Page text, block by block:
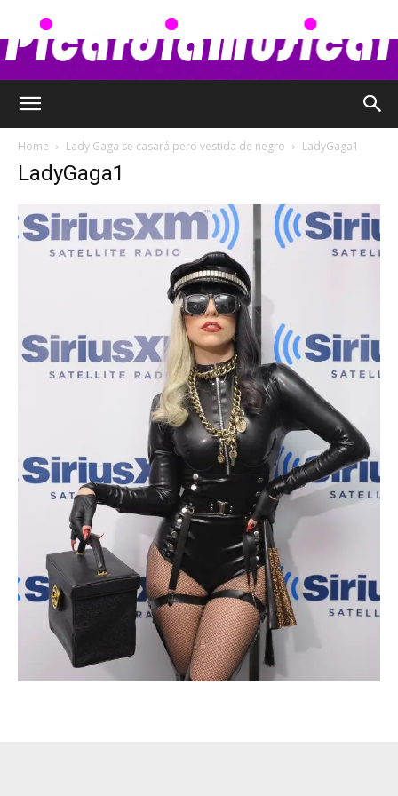
–
Chismes,
Escandalos,Morbo,
Home Lady Gaga se casará pero vestida de negro LadyGaga1
LadyGaga1